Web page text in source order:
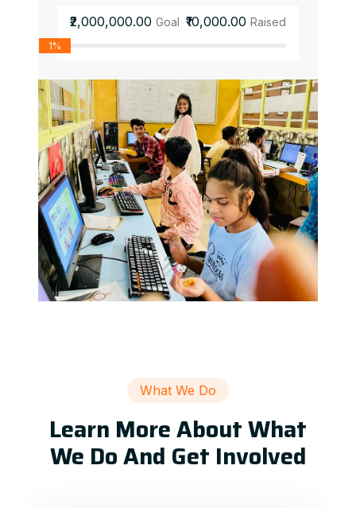
₹2,000,000.00 Goal ₹10,000.00 Raised
1%
What We Do
Learn More About What
We Do And Get Involved